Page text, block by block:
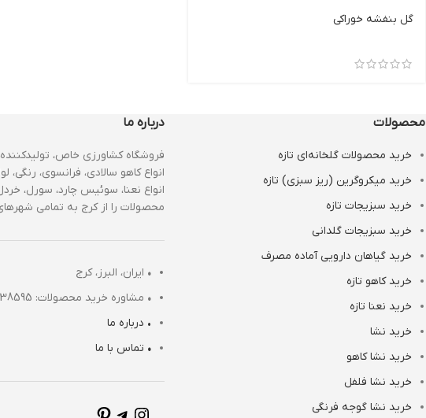
گل بنفشه خوراکی
محصولات
خرید محصولات گلخانه‌ای تازه
خرید میکروگرین (ریز سبزی) تازه
خرید سبزیجات تازه
خرید سبزیجات گلدانی
خرید گیاهان دارویی آماده مصرف
خرید کاهو تازه
خرید نعنا تازه
خرید نشا
خرید نشا کاهو
خرید نشا فلفل
خرید نشا گوجه فرنگی
درباره ما
فروشگاه کشاورزی خاص،
انواع کاهو سالادی، فرانسوی، رنگی،
انواع نعنا، سوئیس چارد، سورل،
محصولات را از کرج به تمامی
• ایران، البرز، کرج
• مشاوره خرید محصولات: 09120038595 (تماس تلفنی از 8 صبح تا 18)
• درباره ما
• تماس با ما